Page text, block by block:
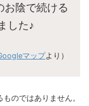
お陰で続ける
した♪
マップより）
のではありません。